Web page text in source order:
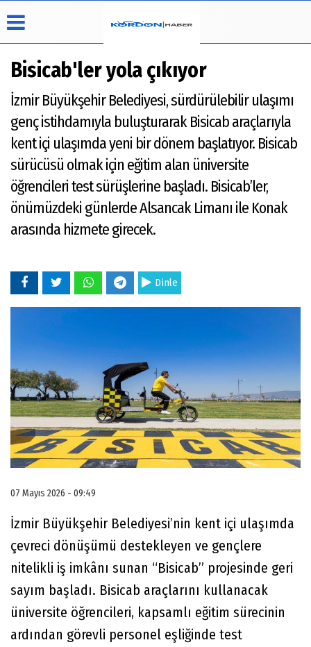
Üye Paneli
Arşivi
Hava
Durumu
Köşe
Yazarları
Video
Galeri
Galeri
Künye
İletişim
Çerez
Politikası
Gizlilik
İlkeleri
Bisicab'ler yola çıkıyor
İzmir Büyükşehir Belediyesi, sürdürülebilir ulaşımı
genç istihdamıyla buluşturarak Bisicab araçlarıyla
kent içi ulaşımda yeni bir dönem başlatıyor. Bisicab
sürücüsü olmak için eğitim alan üniversite
öğrencileri test sürüşlerine başladı. Bisicab’ler,
önümüzdeki günlerde Alsancak Limanı ile Konak
arasında hizmete girecek.
Dinle
07 Mayıs 2026 - 09:49
İzmir Büyükşehir Belediyesi’nin kent içi ulaşımda
çevreci dönüşümü destekleyen ve gençlere
nitelikli iş imkânı sunan “Bisicab” projesinde geri
sayım başladı. Bisicab araçlarını kullanacak
üniversite öğrencileri, kapsamlı eğitim sürecinin
ardından görevli personel eşliğinde test